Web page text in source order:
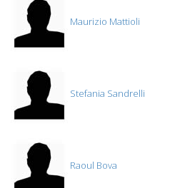
Maurizio Mattioli
Stefania Sandrelli
Raoul Bova